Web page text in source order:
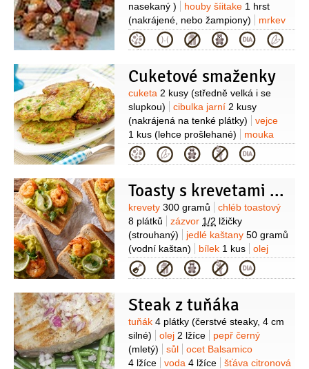
nasekaný )
houby šíitake 1 hrst
(nakrájené, nebo žampiony)
mrkev
3 kusy
(středně velké nakrájené na
kostičky )
celer řapíkatý3 větvičky
(nakrájená na klínky)
rýže3 hrnky
(uvařená černá, červená nebo
natural)
šťáva pomerančová
1 hrnek
brusinky 1 hrst
Kategorie
Cuketové smaženky
Suroviny
cuketa 2 kusy (středně velká i se
slupkou)
cibulka jarní 2 kusy
(nakrájená na tenké plátky)
vejce
1 kus (lehce prošlehané)
mouka
pšeničná hladká
1/2hrnku
kypřící
prášek do pečiva1/2lžičky
olej
zakysaná(promíchaná s rozdrceným
česnekem, trochou soli, citronové
šťávy a pepře + skrojky citronu k
podávání )
sůl pepř barevný
Kategorie
Toasty s krevetami a černým sezamem
Suroviny
krevety 300 gramů
chléb toastový
8 plátků
zázvor 1/2 lžičky
(strouhaný)
jedlé kaštany 50 gramů
(vodní kaštan)
bílek 1 kus
olej
sezamový
1/2lžičky
víno rýžové
1/2lžičky
moučka kukuřičná (škrob)
posypání)
Kategorie
Steak z tuňáka
Suroviny
tuňák 4 plátky (čerstvé steaky, 4 cm
silné)
olej 2 lžíce
pepř černý
(mletý)
sůl
ocet Balsamico
4 lžíce
voda 4 lžíce
šťáva citronová